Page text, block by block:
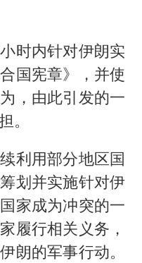
时内针对伊朗实
国宪章》，并使
，由此引发的一
。
利用部分地区国
划并实施针对伊
家成为冲突的一
履行相关义务，
朗的军事行动。